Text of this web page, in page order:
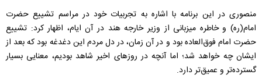
منصوری در این برنامه با اشاره به تجربیات خود در مراسم تشییع حضرت
امام(ره) و خاطره میزبانی از وزیر خارجه هند در آن ایام، اظهار کرد: تشییع
حضرت امام فوق‌العاده بود و در آن زمان، در دل مردم این دغدغه بود که بعد از
ایشان چه خواهد شد؛ اما آنچه در روزهای اخیر شاهد بودیم، معنایی بسیار
گسترده‌تر و عمیق‌تر دارد.